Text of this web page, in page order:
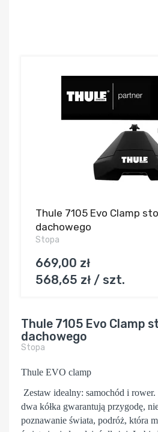
Thule 7105 Evo Clamp
dachowego
Stopa
669,00 zł
568,65 zł / szt.
Thule 7105 Evo Clamp
dachowego
Stopa
Thule EVO clamp
Zestaw idealny: samochód i
dwa kółka gwarantują przygodę,
poznawanie świata, podróż, która